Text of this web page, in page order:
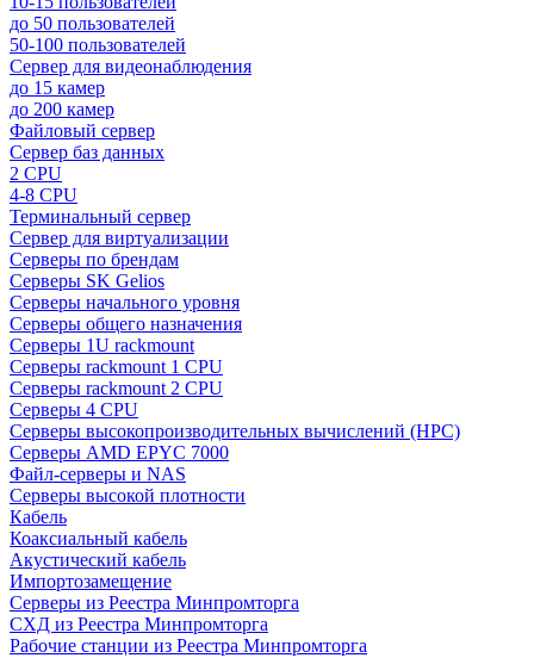
до 50 пользователей
50-100 пользователей
Сервер для видеонаблюдения
до 15 камер
до 200 камер
Файловый сервер
Сервер баз данных
2 CPU
4-8 CPU
Терминальный сервер
Сервер для виртуализации
Серверы по брендам
Серверы SK Gelios
Серверы начального уровня
Серверы общего назначения
Серверы 1U rackmount
Серверы rackmount 1 CPU
Серверы rackmount 2 CPU
Серверы 4 CPU
Серверы высокопроизводительных вычислений (HPC)
Серверы AMD EPYC 7000
Файл-серверы и NAS
Серверы высокой плотности
Кабель
Коаксиальный кабель
Акустический кабель
Импортозамещение
Серверы из Реестра Минпромторга
СХД из Реестра Минпромторга
Рабочие станции из Реестра Минпромторга